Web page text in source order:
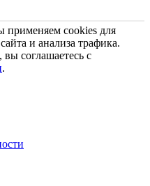
применяем cookies для
и анализа трафика.
соглашаетесь с
.